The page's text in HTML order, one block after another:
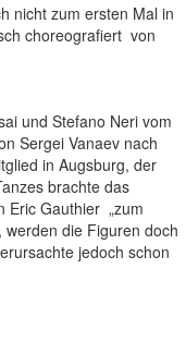
nicht zum ersten Mal in
choreografiert von
und Stefano Neri vom
Sergei Vanaev nach
in Augsburg, der
brachte das
Eric Gauthier „zum
die Figuren doch
jedoch schon